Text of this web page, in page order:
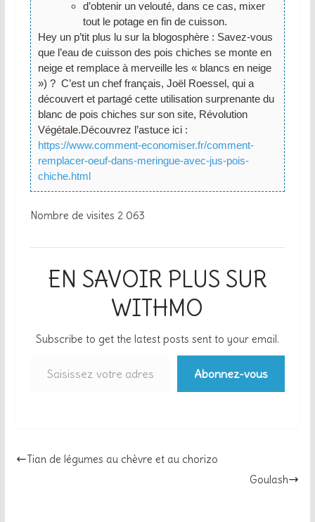
d’obtenir un velouté, dans ce cas, mixer
tout le potage en fin de cuisson.
Hey un p’tit plus lu sur la blogosphère : Savez-vous
que l’eau de cuisson des pois chiches se monte en
neige et remplace à merveille les « blancs en neige
») ? C’est un chef français, Joël Roessel, qui a
découvert et partagé cette utilisation surprenante du
blanc de pois chiches sur son site, Révolution
Végétale.Découvrez l’astuce ici :
https://www.comment-economiser.fr/comment-
remplacer-oeuf-dans-meringue-avec-jus-pois-
chiche.html
Nombre de visites 2 063
EN SAVOIR PLUS SUR
WITHMO
Subscribe to get the latest posts sent to your email.
Abonnez-vous
Tian de légumes au chèvre et au chorizo
Goulash